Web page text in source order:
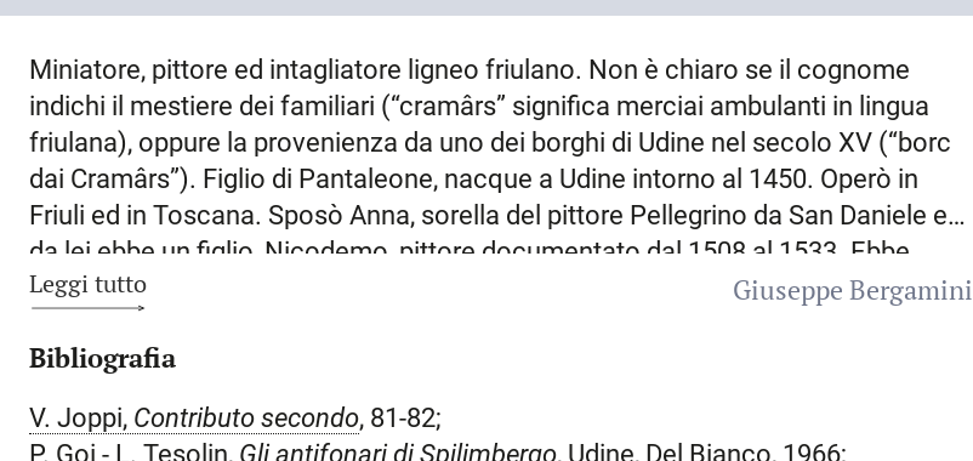
Miniatore, pittore ed intagliatore ligneo friulano. Non è chiaro se il cognome
indichi il mestiere dei familiari (“cramârs” significa merciai ambulanti in lingua
friulana), oppure la provenienza da uno dei borghi di Udine nel secolo XV (“borc
dai Cramârs”). Figlio di Pantaleone, nacque a Udine intorno al 1450. Operò in
Friuli ed in Toscana. Sposò Anna, sorella del pittore Pellegrino da San Daniele e
da lei ebbe un figlio, Nicodemo, pittore documentato dal 1508 al 1533. Ebbe
bottega di pittore e miniatore a
. È tuttora ignota la sua formazione
insieme con Girolamo da Cremona, Liberale da Verona e altri, a
registrati negli anni che vanno dal 1470 al 1473, ma è probabile che il lavoro lo
Leggi tutto
Giuseppe Bergamini
Bibliografia
V. Joppi, Contributo secondo, 81-82;
P. Goi - L. Tesolin, Gli antifonari di Spilimbergo, Udine, Del Bianco, 1966;